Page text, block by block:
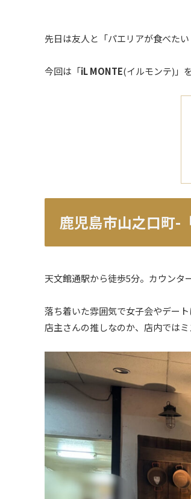
先日は友人と「パエリアが食べた
今回は「iL MONTE(イルモンテ)」
鹿児島市山之口町-
天文館通駅から徒歩5分。カウンタ
落ち着いた雰囲気で女子会やデート
店主さんの推しなのか、店内では